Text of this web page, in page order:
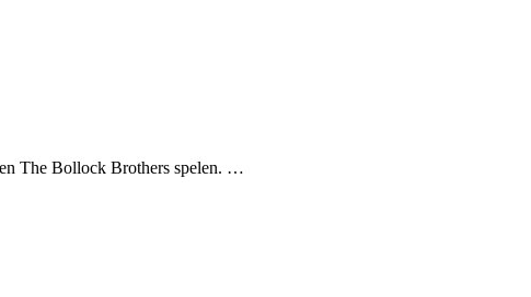
The Bollock Brothers spelen. …